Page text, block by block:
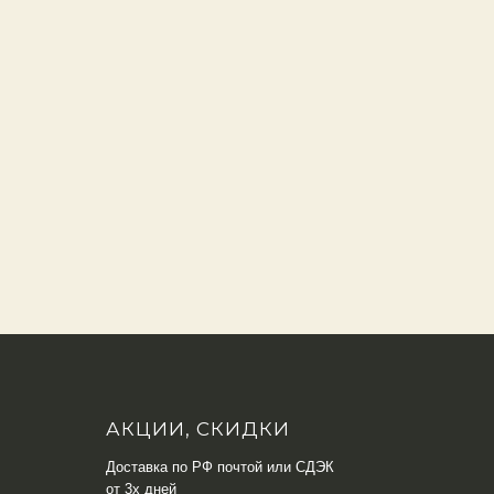
АКЦИИ, СКИДКИ
Доставка по РФ почтой или СДЭК
от 3х дней